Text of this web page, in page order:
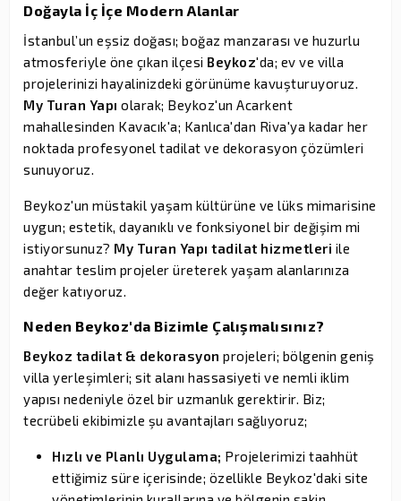
Doğayla İç İçe Modern Alanlar
İstanbul’un eşsiz doğası; boğaz manzarası ve huzurlu
atmosferiyle öne çıkan ilçesi Beykoz'da; ev ve villa
projelerinizi hayalinizdeki görünüme kavuşturuyoruz.
My Turan Yapı olarak; Beykoz'un Acarkent
mahallesinden Kavacık'a; Kanlıca'dan Riva'ya kadar her
noktada profesyonel tadilat ve dekorasyon çözümleri
sunuyoruz.
Beykoz'un müstakil yaşam kültürüne ve lüks mimarisine
uygun; estetik, dayanıklı ve fonksiyonel bir değişim mi
istiyorsunuz? My Turan Yapı tadilat hizmetleri ile
anahtar teslim projeler üreterek yaşam alanlarınıza
değer katıyoruz.
Neden Beykoz'da Bizimle Çalışmalısınız?
Beykoz tadilat & dekorasyon projeleri; bölgenin geniş
villa yerleşimleri; sit alanı hassasiyeti ve nemli iklim
yapısı nedeniyle özel bir uzmanlık gerektirir. Biz;
tecrübeli ekibimizle şu avantajları sağlıyoruz;
Hızlı ve Planlı Uygulama; Projelerimizi taahhüt
ettiğimiz süre içerisinde; özellikle Beykoz'daki site